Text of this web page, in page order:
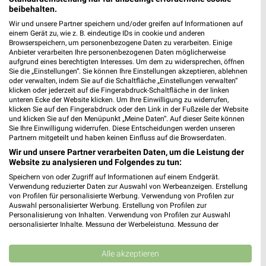
Kaufland - Pre Black Week Angebote
12.11.2025
Imweekli Magazinerwarten dich neben Infos zu Kaufland
auch clevere Spartipps für den Familienalltag, Ideen zur
Haushaltsplanung und einfache Wege, dein Budget
nachhaltig zu entlasten.
weekli - Prospekte & Angebote App
weekli App für iOS & Android.
beibehalten.
Wir und unsere Partner speichern und/oder greifen auf Informationen auf
einem Gerät zu, wie z. B. eindeutige IDs in cookie und anderen
Browserspeichern, um personenbezogene Daten zu verarbeiten. Einige
Anbieter verarbeiten Ihre personenbezogenen Daten möglicherweise
aufgrund eines berechtigten Interesses. Um dem zu widersprechen, öffnen
Sie die „Einstellungen“. Sie können Ihre Einstellungen akzeptieren, ablehnen
oder verwalten, indem Sie auf die Schaltfläche „Einstellungen verwalten“
klicken oder jederzeit auf die Fingerabdruck-Schaltfläche in der linken
unteren Ecke der Website klicken. Um Ihre Einwilligung zu widerrufen,
klicken Sie auf den Fingerabdruck oder den Link in der Fußzeile der Website
und klicken Sie auf den Menüpunkt „Meine Daten“. Auf dieser Seite können
Sie Ihre Einwilligung widerrufen. Diese Entscheidungen werden unseren
Partnern mitgeteilt und haben keinen Einfluss auf die Browserdaten.
Wir und unsere Partner verarbeiten Daten, um die Leistung der
Website zu analysieren und Folgendes zu tun:
Speichern von oder Zugriff auf Informationen auf einem Endgerät.
Verwendung reduzierter Daten zur Auswahl von Werbeanzeigen. Erstellung
von Profilen für personalisierte Werbung. Verwendung von Profilen zur
Auswahl personalisierter Werbung. Erstellung von Profilen zur
Personalisierung von Inhalten. Verwendung von Profilen zur Auswahl
personalisierter Inhalte. Messung der Werbeleistung. Messung der
Kombinationen von Daten aus verschiedenen Quellen. Entwicklung und
Verbesserung der Angebote. Verwendung reduzierter Daten zur Auswahl
von Inhalten.
Alle akzeptieren